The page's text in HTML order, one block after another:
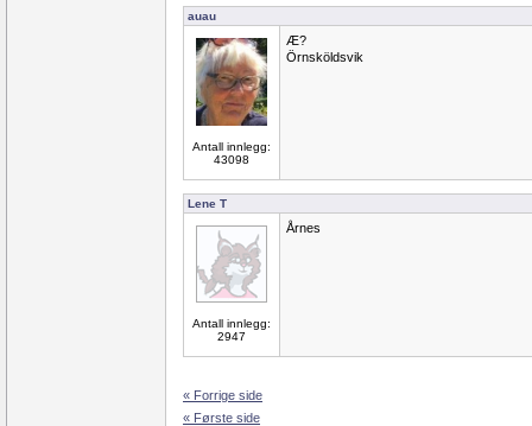
auau
Antall innlegg:
43098
Æ?
Örnsköldsvik
Lene T
Antall innlegg:
2947
Årnes
« Forrige side
« Første side